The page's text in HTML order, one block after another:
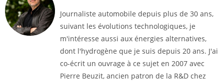
Journaliste automobile depuis plus de 30 ans,
suivant les évolutions technologiques, je
m'intéresse aussi aux énergies alternatives,
dont l'hydrogène que je suis depuis 20 ans. J'ai
co-écrit un ouvrage à ce sujet en 2007 avec
Pierre Beuzit, ancien patron de la R&D chez